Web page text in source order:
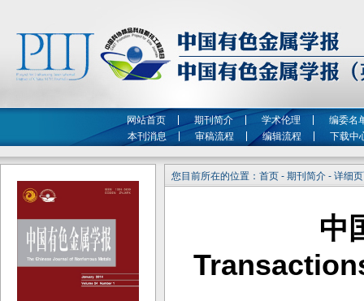
网站首页 期刊简介 学术伦理
编委名
本刊消息
审稿流程 编辑流程 下载中
您目前所在的位置：首页 - 期刊简介 - 详细
中